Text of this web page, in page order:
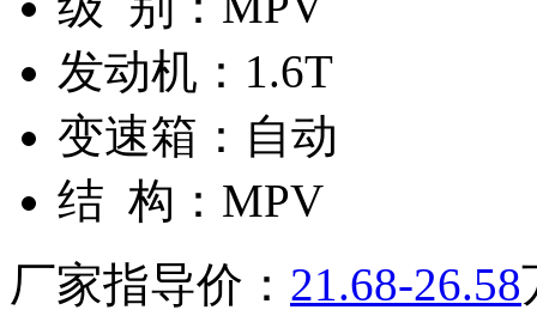
发动机： 1.6T
变速箱： 自动
结 构： MPV
厂家指导价： 21.68-26.58